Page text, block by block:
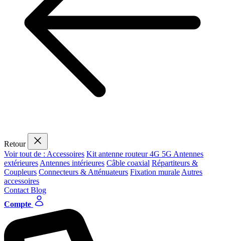
Retour
Voir tout de : Accessoires Kit antenne routeur 4G 5G Antennes
extérieures Antennes intérieures Câble coaxial Répartiteurs &
Coupleurs Connecteurs & Atténuateurs Fixation murale Autres
accessoires
Contact Blog
Compte